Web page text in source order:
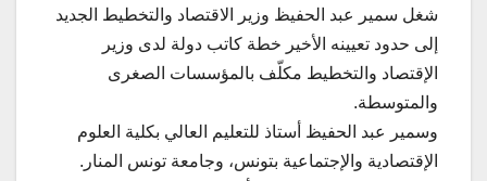
شغل سمير عبد الحفيظ وزير الاقتصاد والتخطيط الجديد
إلى حدود تعيينه الأخير خطة كاتب دولة لدى وزير
الإقتصاد والتخطيط مكلّف بالمؤسسات الصغرى
والمتوسطة.
وسمير عبد الحفيظ أستاذ للتعليم العالي بكلية العلوم
الإقتصادية والإجتماعية بتونس، وجامعة تونس المنار.